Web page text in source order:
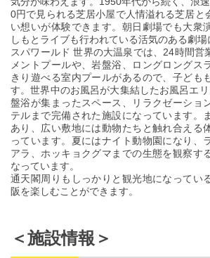
0円で見られる芝居小屋で人情溢れる芝居と
い想いが体験できます。朝日劇場でも大衆
しもとライブも行われている活気のある劇場
スパワールド 世界の大温泉では、24時間営
メントプールや、岩盤浴、ロングロングス
きり遊べる室内プールがあるので、子ども
す。世界中のお風呂が大集結したお風呂エ
盤浴が集まったスペース、リラクゼーショ
テルまで完備された施設になっています。
あり、広い敷地には動物たちと触れ合える
っています。夏にはナイト動物園になり、
アラ、ホッキョクグマまでの生態を観察す
なっています。
通天閣周りもしっかりと観光地になってい
阪を楽しむことができます。
＜施設情報＞